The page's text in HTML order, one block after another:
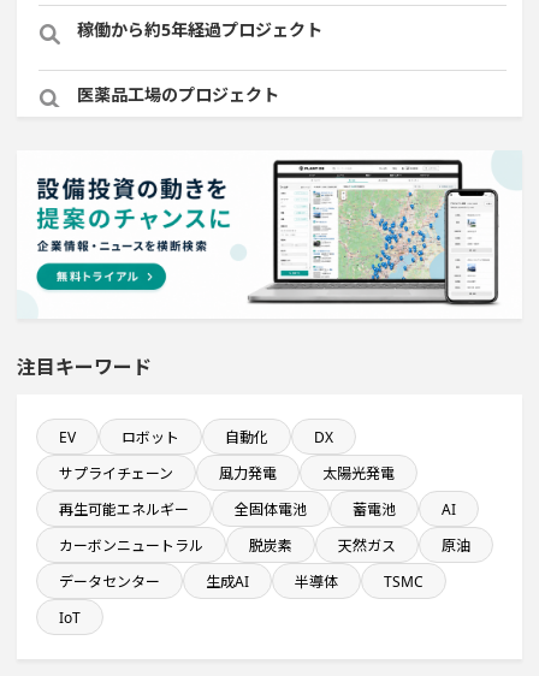
稼働から約5年経過プロジェクト
医薬品工場のプロジェクト
既に100億円以上の支払いが終了した設備新設計画
関東地方で投資額10億円以上プロジェクト
飲食事業を営む会社で10億円以上投資する設備新設計画
純利益が10億円以上の企業一覧
発電設備の導入を含む物流施設プロジェクト
来月完成プロジェクト
完成から約10年経過プロジェクト
直近3か月以内に稼働プロジェクト
注目キーワード
EV ロボット 自動化
DX
サプライチェーン
風力発電
太陽光発電
再生可能エネルギー
全固体電池 蓄電池
AI
カーボンニュートラル
脱炭素 天然ガス
原油
データセンター
生成AI 半導体
TSMC
IoT